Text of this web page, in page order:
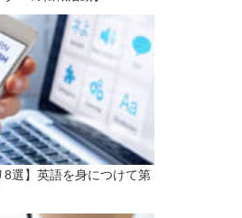
8選】英語を身につけて第